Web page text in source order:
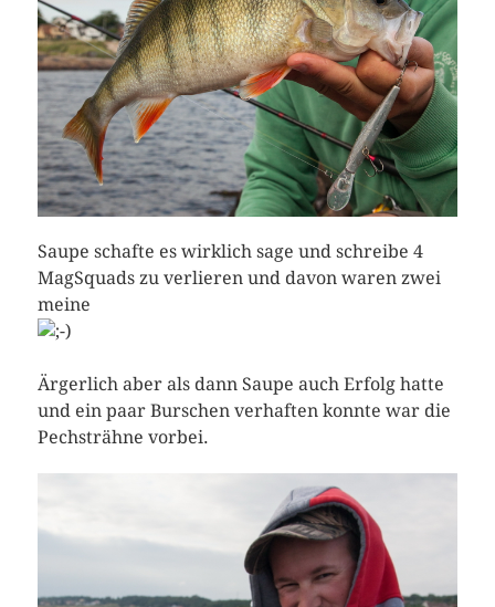
Saupe schafte es wirklich sage und schreibe 4
MagSquads zu verlieren und davon waren zwei
meine
Ärgerlich aber als dann Saupe auch Erfolg hatte
und ein paar Burschen verhaften konnte war die
Pechsträhne vorbei.